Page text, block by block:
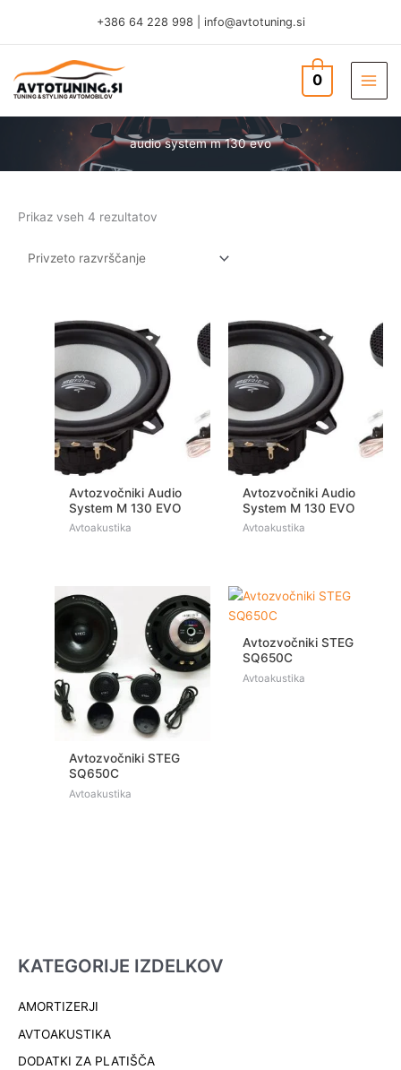
content
+386 64 228 998 info@avtotuning.si
TUNING & STYLING AVTOMOBILOV
0
audio system m 130 evo
KATEGORIJE IZDELKOV
AMORTIZERJI
AVTOAKUSTIKA
DODATKI ZA PLATIŠČA
Prikaz vseh 4 rezultatov
Avtozvočniki Audio
System M 130 EVO
Avtoakustika
Avtozvočniki Audio
System M 130 EVO
Avtoakustika
Avtozvočniki STEG
SQ650C
Avtoakustika
Avtozvočniki STEG
SQ650C
Avtoakustika